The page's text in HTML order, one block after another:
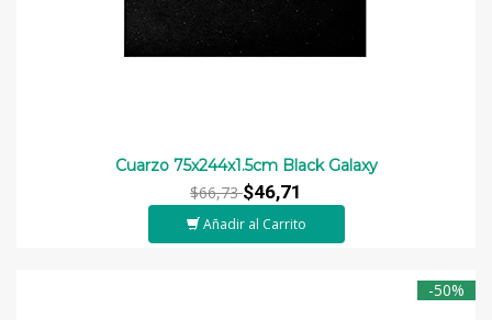
Cuarzo 75x244x1.5cm Black Galaxy
$66,73$46,71
Añadir al Carrito
-50%